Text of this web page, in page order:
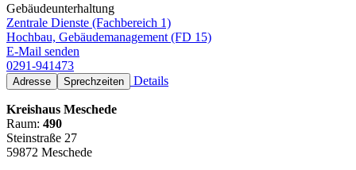
Gebäudeunterhaltung
Zentrale Dienste (Fachbereich 1)
Hochbau, Gebäudemanagement (FD 15)
E-Mail senden
0291-941473
Adresse Sprechzeiten Details
Kreishaus Meschede
Raum: 490
Steinstraße 27
59872 Meschede